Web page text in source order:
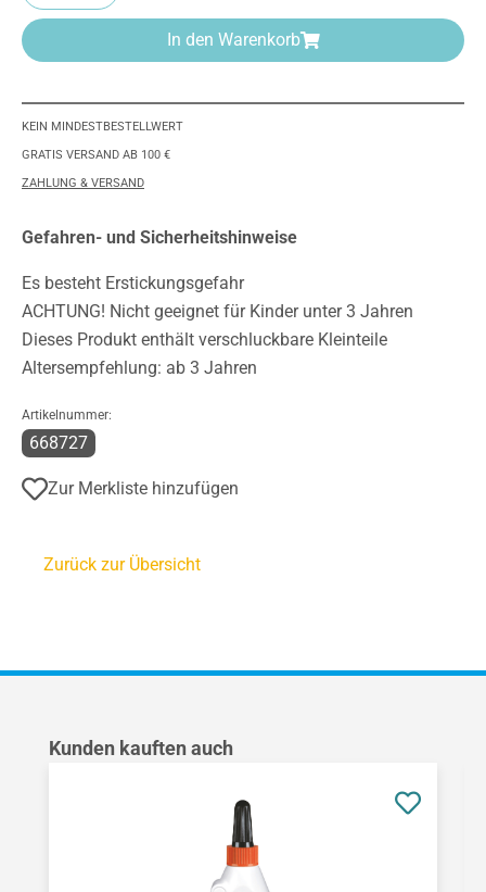
In den Warenkorb
KEIN MINDESTBESTELLWERT
GRATIS VERSAND AB 100 €
ZAHLUNG & VERSAND
Gefahren- und Sicherheitshinweise
Es besteht Erstickungsgefahr
ACHTUNG! Nicht geeignet für Kinder unter 3 Jahren
Dieses Produkt enthält verschluckbare Kleinteile
Altersempfehlung: ab 3 Jahren
Artikelnummer:
668727
Zur Merkliste hinzufügen
Zurück zur Übersicht
Produktgalerie überspringen
Kunden kauften auch